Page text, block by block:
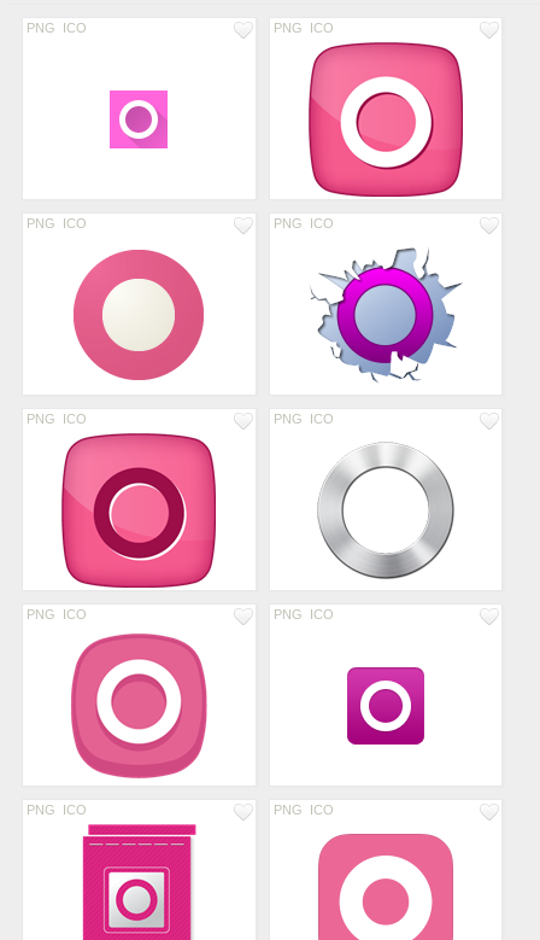
PNG ICO PNG ICO
PNG ICO PNG ICO
PNG ICO PNG ICO
PNG ICO PNG ICO
PNG ICO PNG ICO